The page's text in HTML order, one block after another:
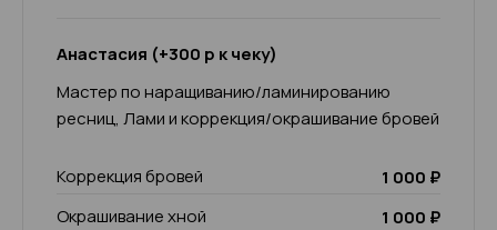
Анастасия (+300 р к чеку)
Мастер по наращиванию/ламинированию
ресниц, Лами и коррекция/окрашивание бровей
Коррекция бровей
1 000 ₽
Окрашивание хной
1 000 ₽